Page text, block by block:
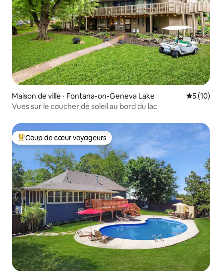
Maison de ville ⋅ Fontana-on-Geneva Lake
5 (10)
Vues sur le coucher de soleil au bord du lac
Coups de cœur voyageurs les plus appréciés
Coup de cœur voyageurs